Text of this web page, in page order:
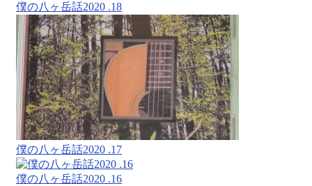
僕の八ヶ岳話2020 .18
僕の八ヶ岳話2020 .17
僕の八ヶ岳話2020 .16